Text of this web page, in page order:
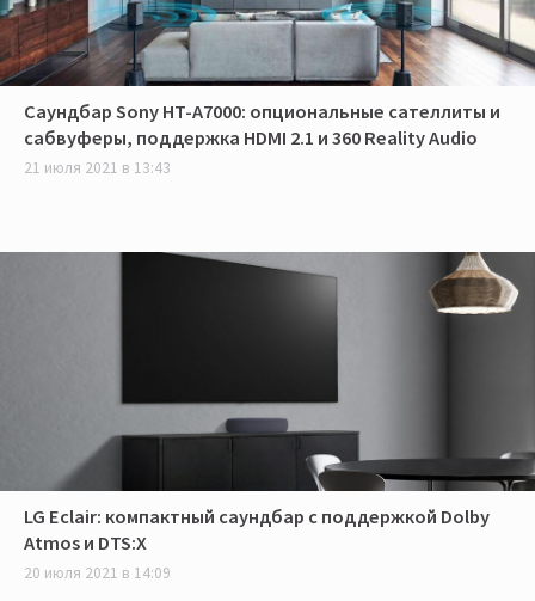
Саундбар Sony HT-A7000: опциональные сателлиты и
сабвуферы, поддержка HDMI 2.1 и 360 Reality Audio
21 июля 2021 в 13:43
LG Eclair: компактный саундбар с поддержкой Dolby
Atmos и DTS:X
20 июля 2021 в 14:09